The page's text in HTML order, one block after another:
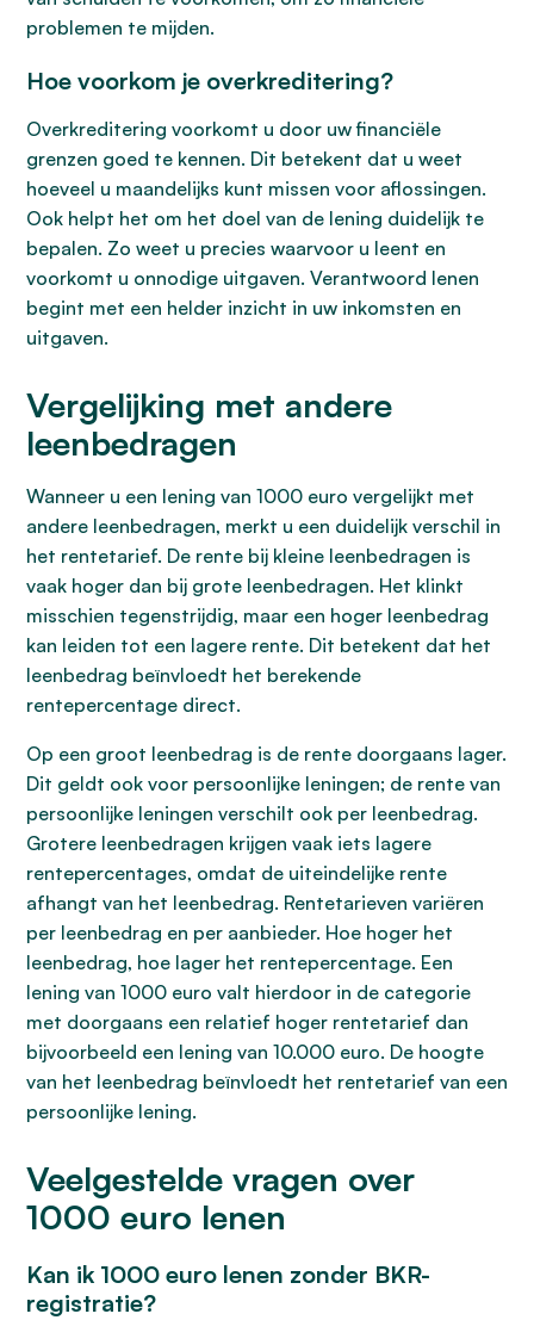
problemen te mijden.
Hoe voorkom je overkreditering?
Overkreditering voorkomt u door uw financiële
grenzen goed te kennen. Dit betekent dat u weet
hoeveel u maandelijks kunt missen voor aflossingen.
Ook helpt het om het doel van de lening duidelijk te
bepalen. Zo weet u precies waarvoor u leent en
voorkomt u onnodige uitgaven. Verantwoord lenen
begint met een helder inzicht in uw inkomsten en
uitgaven.
Vergelijking met andere
leenbedragen
Wanneer u een lening van 1000 euro vergelijkt met
andere leenbedragen, merkt u een duidelijk verschil in
het rentetarief. De rente bij kleine leenbedragen is
vaak hoger dan bij grote leenbedragen. Het klinkt
misschien tegenstrijdig, maar een hoger leenbedrag
kan leiden tot een lagere rente. Dit betekent dat het
leenbedrag beïnvloedt het berekende
rentepercentage direct.
Op een groot leenbedrag is de rente doorgaans lager.
Dit geldt ook voor persoonlijke leningen; de rente van
persoonlijke leningen verschilt ook per leenbedrag.
Grotere leenbedragen krijgen vaak iets lagere
rentepercentages, omdat de uiteindelijke rente
afhangt van het leenbedrag. Rentetarieven variëren
per leenbedrag en per aanbieder. Hoe hoger het
leenbedrag, hoe lager het rentepercentage. Een
lening van 1000 euro valt hierdoor in de categorie
met doorgaans een relatief hoger rentetarief dan
bijvoorbeeld een lening van 10.000 euro. De hoogte
van het leenbedrag beïnvloedt het rentetarief van een
persoonlijke lening.
Veelgestelde vragen over
1000 euro lenen
Kan ik 1000 euro lenen zonder BKR-
registratie?